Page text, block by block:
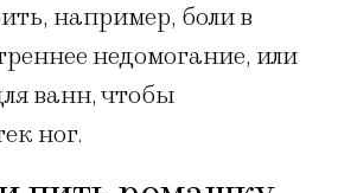
например, боли в
недомогание, или
ванн, чтобы
ног.